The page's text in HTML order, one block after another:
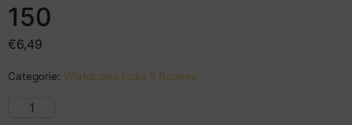
150
€6,49
Categorie: Worldcoins India 5 Rupees